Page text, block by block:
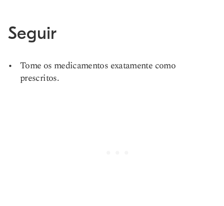
Seguir
Tome os medicamentos exatamente como
prescritos.